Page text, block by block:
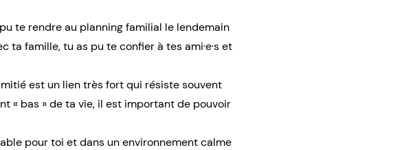
te rendre au planning familial le lendemain
ta famille, tu as pu te confier à tes ami·e·s et
est un lien très fort qui résiste souvent
« bas » de ta vie, il est important de pouvoir
pour toi et dans un environnement calme